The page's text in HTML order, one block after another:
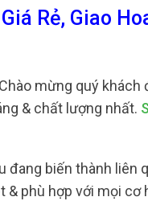
Rẻ, Giao
mừng quý khách
& chất lượng nhất.
đang biến thành liên
phù hợp với mọi cơ